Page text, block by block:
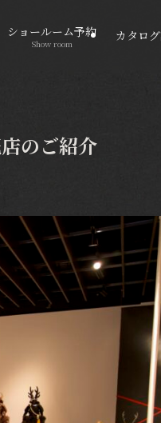
ショールーム予約
Show room
カタロ
のご紹介